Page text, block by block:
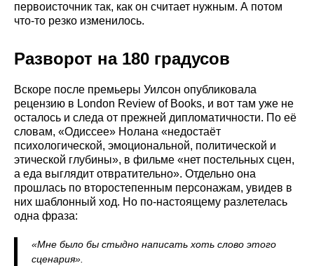
первоисточник так, как он считает нужным. А потом
что-то резко изменилось.
Разворот на 180 градусов
Вскоре после премьеры Уилсон опубликовала
рецензию в London Review of Books, и вот там уже не
осталось и следа от прежней дипломатичности. По её
словам, «Одиссее» Нолана «недостаёт
психологической, эмоциональной, политической и
этической глубины», в фильме «нет постельных сцен,
а еда выглядит отвратительно». Отдельно она
прошлась по второстепенным персонажам, увидев в
них шаблонный ход. Но по-настоящему разлетелась
одна фраза:
«Мне было бы стыдно написать хоть слово этого
сценария».